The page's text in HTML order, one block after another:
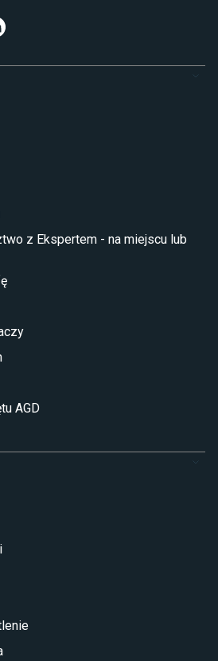
z Ekspertem - na miejscu lub
AGD